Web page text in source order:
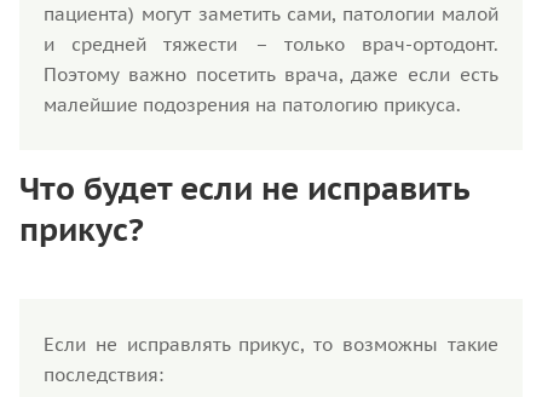
пациента) могут заметить сами, патологии малой
и средней тяжести – только врач-ортодонт.
Поэтому важно посетить врача, даже если есть
малейшие подозрения на патологию прикуса.
Что будет если не исправить
прикус?
Если не исправлять прикус, то возможны такие
последствия: